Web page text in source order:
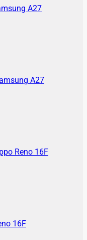
A27
A27
Reno 16F
16F